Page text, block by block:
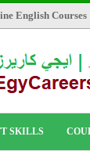
English Courses
SKILLS